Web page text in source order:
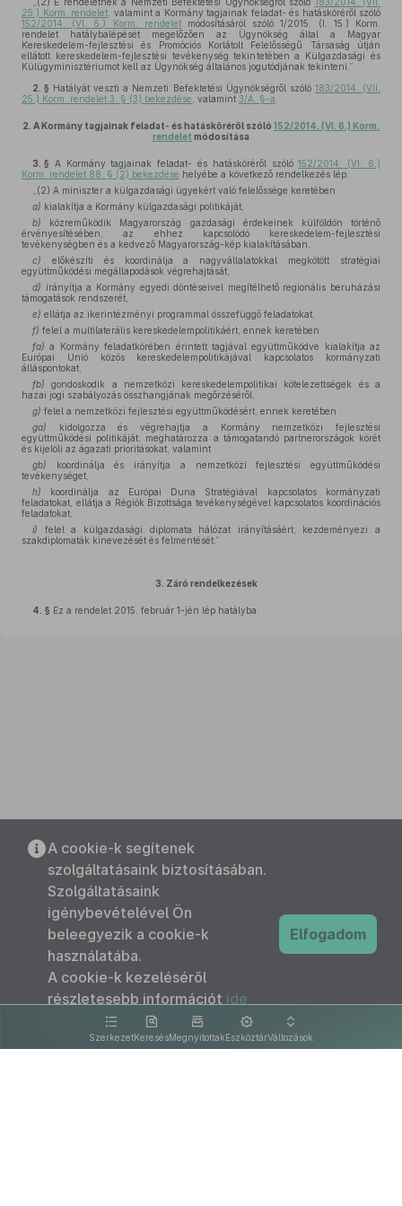
25.) Korm. rendelet , valamint a Kormány tagjainak feladat- és hatásköréről szóló
152/2014. (VI. 6.) Korm. rendeletmódosításáról szóló 1/2015. (I. 15.) Korm.
rendelet hatálybalépését megelőzően az Ügynökség által a Magyar
Kereskedelem-fejlesztési és Promóciós Korlátolt Felelősségű Társaság útján
ellátott kereskedelem-fejlesztési tevékenység tekintetében a Külgazdasági és
Külügyminisztériumot kell az Ügynökség általános jogutódjának tekinteni.”
2. § Hatályát veszti a Nemzeti Befektetési Ügynökségről szóló 183/2014. (VII.
25.) Korm. rendelet 3. § (3) bekezdése , valamint 3/A. §-a
2. A Kormány tagjainak feladat- és hatásköréről szóló 152/2014. (VI. 6.) Korm.
rendelet módosítása
3. § A Kormány tagjainak feladat- és hatásköréről szóló152/2014. (VI. 6.)
Korm. rendelet 88. § (2) bekezdése helyébe a következő rendelkezés lép:
„(2) A miniszter a külgazdasági ügyekért való felelőssége keretében
a) kialakítja a Kormány külgazdasági politikáját,
b) közreműködik Magyarország gazdasági érdekeinek külföldön történő
érvényesítésében, az ehhez kapcsolódó kereskedelem-fejlesztési
tevékenységben és a kedvező Magyarország-kép kialakításában,
c) előkészíti és koordinálja a nagyvállalatokkal megkötött stratégiai
együttműködési megállapodások végrehajtását,
d) irányítja a Kormány egyedi döntéseivel megítélhető regionális beruházási
támogatások rendszerét,
e) ellátja az ikerintézményi programmal összefüggő feladatokat,
f) felel a multilaterális kereskedelempolitikáért, ennek keretében
fa) a Kormány feladatkörében érintett tagjával együttműködve kialakítja az
Európai Unió közös kereskedelempolitikájával kapcsolatos kormányzati
álláspontokat,
fb) gondoskodik a nemzetközi kereskedelempolitikai kötelezettségek és a
hazai jogi szabályozás összhangjának megőrzéséről,
g) felel a nemzetközi fejlesztési együttműködésért, ennek keretében
ga) kidolgozza és végrehajtja a Kormány nemzetközi fejlesztési
együttműködési politikáját, meghatározza a támogatandó partnerországok körét
és kijelöli az ágazati prioritásokat, valamint
gb) koordinálja és irányítja a nemzetközi fejlesztési együttműködési
tevékenységet,
h) koordinálja az Európai Duna Stratégiával kapcsolatos kormányzati
feladatokat, ellátja a Régiók Bizottsága tevékenységével kapcsolatos koordinációs
feladatokat,
i) felel a külgazdasági diplomata hálózat irányításáért, kezdeményezi a
szakdiplomaták kinevezését és felmentését.”
3. Záró rendelkezések
4. § Ez a rendelet 2015. február 1-jén lép hatályba.
SzerkezetKeresésMegnyitottakEszköztárVáltozások
A cookie-k segítenek
szolgáltatásaink biztosításában.
Szolgáltatásaink
igénybevételével Ön
beleegyezik a cookie-k
használatába.
A cookie-k kezeléséről
részletesebb információt ide
kattintva olvashat.
Elfogadom